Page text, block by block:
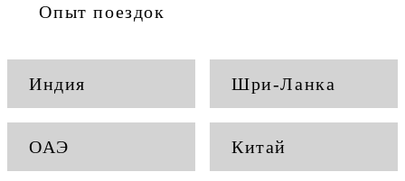
Опыт поездок
Индия Шри-Ланка
ОАЭ Китай